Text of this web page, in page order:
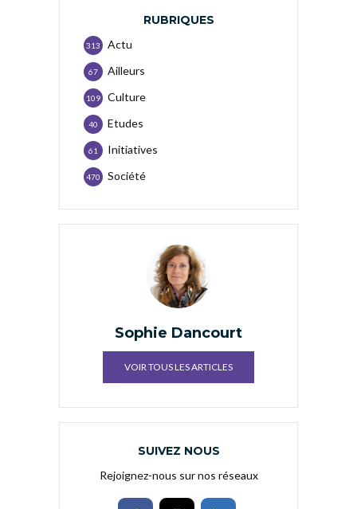
RUBRIQUES
Actu
313
Ailleurs
67
Culture
109
Etudes
40
Initiatives
61
Société
470
Sophie Dancourt
VOIR TOUS LES ARTICLES
SUIVEZ NOUS
Rejoignez-nous sur nos réseaux